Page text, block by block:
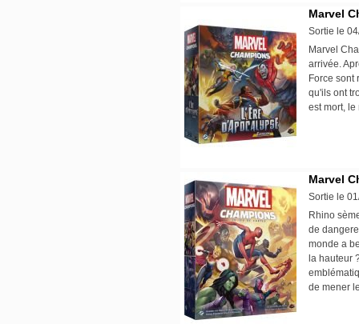
Marvel
Sortie le
Marvel
arrivée.
Force sont
qu'ils ont
est mort,
Marvel
Sortie le
Rhino
de
monde a
la hauteur
de mener